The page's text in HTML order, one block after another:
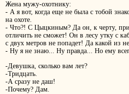
Жена мужу-охотнику:
- А я вот, когда еще не была с тобой
на охоте.
- Что?! С Цыцкиным? Да он, к черту,
отличить не сможет! Он в лесу утку с
с двух метров не попадет! Да какой из
- Hу я не знаю... Hу правда... Hо ему
-Девушка, сколько вам лет?
-Тридцать.
-А сразу не даш!
-Почему? Дам.